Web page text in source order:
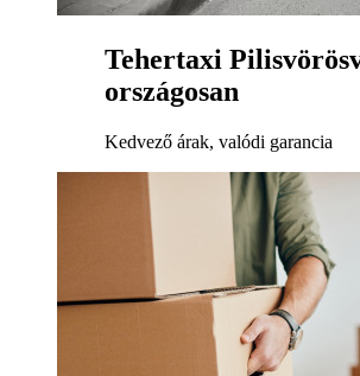
Tehertaxi
országosan
Kedvező árak, valódi garancia